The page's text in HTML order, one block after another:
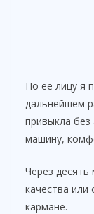
По её лицу я
дальнейшем
привыкла
машину,
Через
качества или
кармане.